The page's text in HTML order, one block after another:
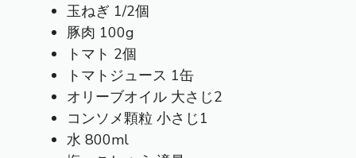
玉ねぎ 1/2個
豚肉 100g
トマト 2個
トマトジュース 1缶
オリーブオイル 大さじ2
コンソメ顆粒 小さじ1
水 800ml